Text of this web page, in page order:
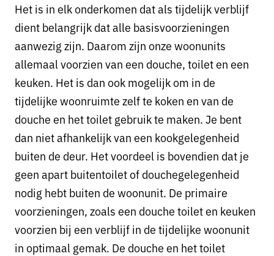
Het is in elk onderkomen dat als tijdelijk verblijf
dient belangrijk dat alle basisvoorzieningen
aanwezig zijn. Daarom zijn onze woonunits
allemaal voorzien van een douche, toilet en een
keuken. Het is dan ook mogelijk om in de
tijdelijke woonruimte zelf te koken en van de
douche en het toilet gebruik te maken. Je bent
dan niet afhankelijk van een kookgelegenheid
buiten de deur. Het voordeel is bovendien dat je
geen apart buitentoilet of douchegelegenheid
nodig hebt buiten de woonunit. De primaire
voorzieningen, zoals een douche toilet en keuken
voorzien bij een verblijf in de tijdelijke woonunit
in optimaal gemak. De douche en het toilet